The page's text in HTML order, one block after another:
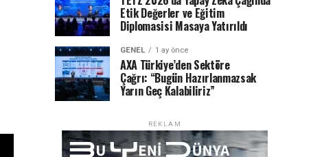
Etik Değerler ve Eğitim
Diplomasisi Masaya Yatırıldı
GENEL 1 ay önce
AXA Türkiye’den Sektöre
Çağrı: “Bugün Hazırlanmazsak
Yarın Geç Kalabiliriz”
REKLAM